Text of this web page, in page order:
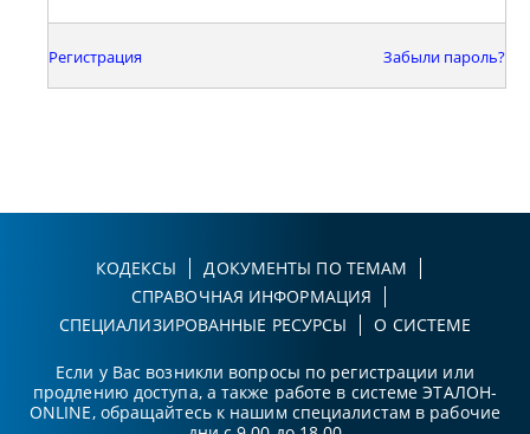
Регистрация Забыли пароль?
КОДЕКСЫ
ДОКУМЕНТЫ ПО ТЕМАМ
СПРАВОЧНАЯ ИНФОРМАЦИЯ
СПЕЦИАЛИЗИРОВАННЫЕ РЕСУРСЫ
О СИСТЕМЕ
Если у Вас возникли вопросы по регистрации или
продлению доступа, а также работе в системе ЭТАЛОН-
ONLINE, обращайтесь к нашим специалистам в рабочие